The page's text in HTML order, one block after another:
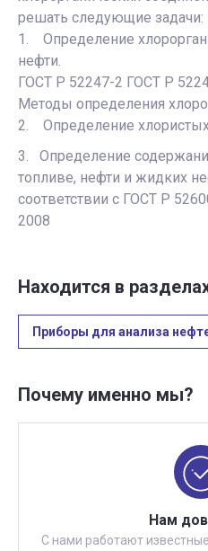
решать следующие задачи:
1. Определение
нефти.
ГОСТ Р 52247-2 ГОСТ Р
Методы определения
2. Определение
3. Определение
топливе, нефти и жидких
соответствии с ГОСТ Р
2008
Находится в
Приборы для анализа
Почему именно мы?
Нам
С нами работают